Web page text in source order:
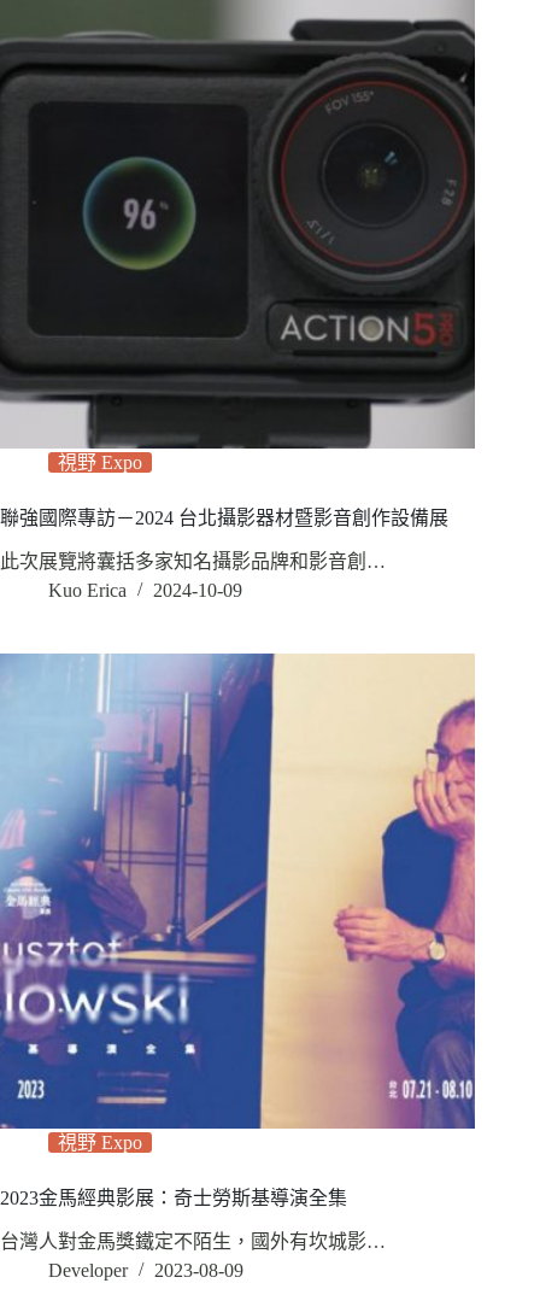
視野 Expo
聯強國際專訪－2024 台北攝影器材暨影音創作設備展
此次展覽將囊括多家知名攝影品牌和影音創…
Kuo Erica
2024-10-09
視野 Expo
2023金馬經典影展：奇士勞斯基導演全集
台灣人對金馬獎鐵定不陌生，國外有坎城影…
Developer
2023-08-09